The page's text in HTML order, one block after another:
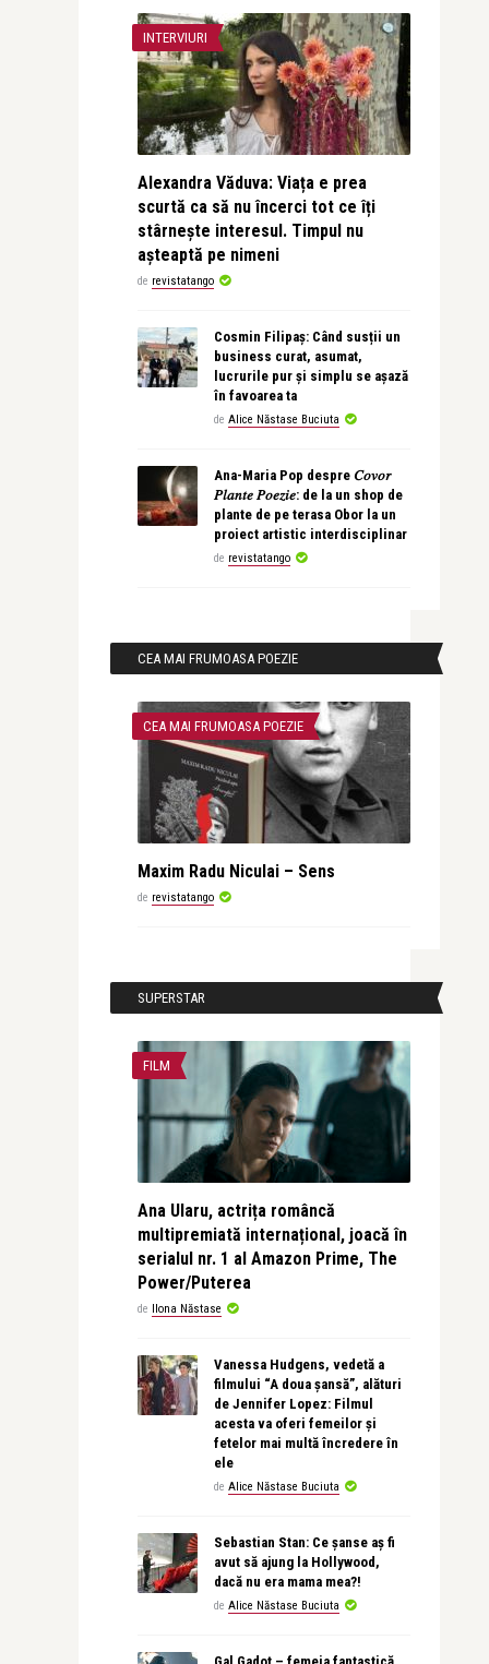
INTERVIURI
Alexandra Văduva: Viața e prea
scurtă ca să nu încerci tot ce îți
stârnește interesul. Timpul nu
așteaptă pe nimeni
de revistatango
Cosmin Filipaș: Când susții un
business curat, asumat,
lucrurile pur și simplu se așază
în favoarea ta
de Alice Năstase Buciuta
Ana-Maria Pop despre 𝐶𝑜𝑣𝑜𝑟
𝑃𝑙𝑎𝑛𝑡𝑒 𝑃𝑜𝑒𝑧𝑖𝑒: de la un shop de
plante de pe terasa Obor la un
proiect artistic interdisciplinar
de revistatango
CEA MAI FRUMOASA POEZIE
CEA MAI FRUMOASA POEZIE
Maxim Radu Niculai – Sens
de revistatango
SUPERSTAR
FILM
Ana Ularu, actrița româncă
multipremiată internațional, joacă în
serialul nr. 1 al Amazon Prime, The
Power/Puterea
de Ilona Năstase
Vanessa Hudgens, vedetă a
filmului “A doua șansă”, alături
de Jennifer Lopez: Filmul
acesta va oferi femeilor și
fetelor mai multă încredere în
ele
de Alice Năstase Buciuta
Sebastian Stan: Ce șanse aș fi
avut să ajung la Hollywood,
dacă nu era mama mea?!
de Alice Năstase Buciuta